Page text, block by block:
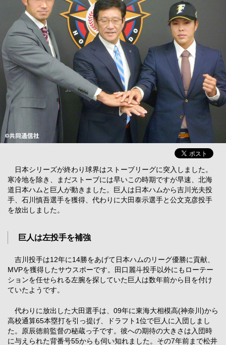
日本シリーズが終わり球界はストーブリーグに突入しました。
寒冷地を除き、まだストーブには早いこの時期ですが早速、北海
道日本ハムと巨人が動きました。巨人は日本ハムから吉川光夫投
手、石川慎吾選手を獲得、代わりに大田泰示選手と公文克彦投手
を放出しました。
巨人は左投手を補強
吉川投手は12年に14勝をあげて日本ハムのリーグ優勝に貢献、
MVPを獲得したサウスポーです。田口麗斗投手以外にもローテー
ションを任せられる左腕を探していた巨人は数年前から目を付け
ていたようです。
代わりに放出した大田選手は、09年に東海大相模高(神奈川)から
高校通算65本塁打を引っ提げ、ドラフト1位で巨人に入団しまし
た。原辰徳前監督の秘蔵っ子です。彼への期待の大きさは入団時
に与えられた背番号55からも伺い知れました。その7年前まで松井